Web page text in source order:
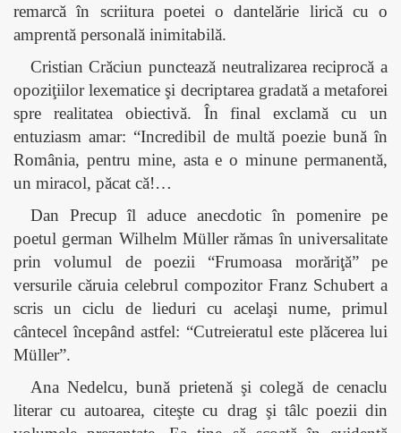
remarcă în scriitura poetei o dantelărie lirică cu o
amprentă personală inimitabilă.
Cristian Crăciun punctează neutralizarea reciprocă a
opoziţiilor lexematice şi decriptarea gradată a metaforei
spre realitatea obiectivă. În final exclamă cu un
entuziasm amar: “Incredibil de multă poezie bună în
România, pentru mine, asta e o minune permanentă,
un miracol, păcat că!…
Dan Precup îl aduce anecdotic în pomenire pe
poetul german Wilhelm Müllerrămas în universalitate
prin volumul de poezii “Frumoasa morăriţă” pe
versurile căruia celebrul compozitor Franz Schubert a
scris un ciclu de lieduri cu acelaşi nume, primul
cântecel începând astfel: “Cutreieratul este plăcerea lui
Müller”.
Ana Nedelcu, bună prietenă şi colegă de cenaclu
literar cu autoarea, citeşte cu drag şi tâlc poezii din